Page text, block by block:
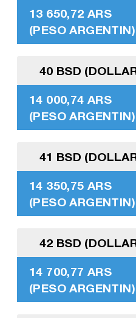
13 650,72 ARS
(PESO ARGENTIN)
40 BSD
14 000,74 ARS
(PESO ARGENTIN)
41 BSD
14 350,75 ARS
(PESO ARGENTIN)
42 BSD
14 700,77 ARS
(PESO ARGENTIN)